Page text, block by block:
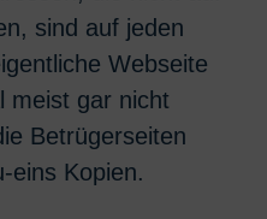
sind auf jeden
Webseite
meist gar nicht
Betrügerseiten
eins Kopien.